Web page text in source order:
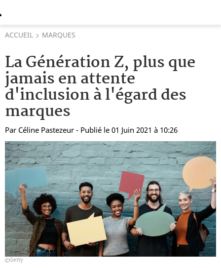
ACCUEIL MARQUES
La Génération Z, plus que
jamais en attente
d'inclusion à l'égard des
marques
Par Céline Pastezeur - Publié le 01 Juin 2021 à 10:26
Getty